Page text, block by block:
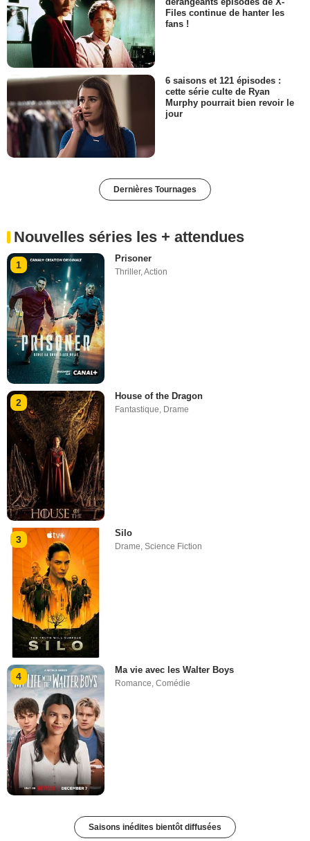
Files continue de hanter les
fans !
6 saisons et 121 épisodes :
cette série culte de Ryan
Murphy pourrait bien revoir le
jour
Dernières Tournages
Nouvelles séries les + attendues
1
Prisoner
Thriller,Action
2
House of the Dragon
Fantastique Drame
3
Silo
Drame,Science Fiction
4
Ma vie avec les Walter Boys
Romance,Comédie
Saisons inédites bientôt diffusées